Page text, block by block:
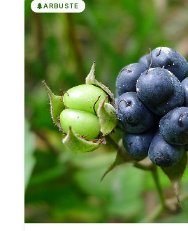
🌲ARBUSTE